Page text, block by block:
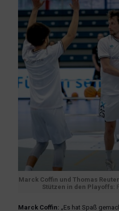
Marck Coffin und Thomas
Stützen in den Playoffs:
Marck Coffin: „Es hat Spaß